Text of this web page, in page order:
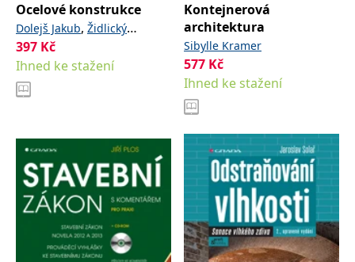
Ocelové konstrukce
Dolejš Jakub, Židlický
Břetislav
397 Kč
Ihned ke stažení
Kontejnerová
architektura
Sibylle Kramer
577 Kč
Ihned ke stažení